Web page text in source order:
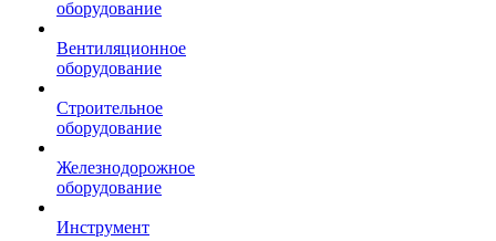
оборудование
Вентиляционное
оборудование
Строительное
оборудование
Железнодорожное
оборудование
Инструмент